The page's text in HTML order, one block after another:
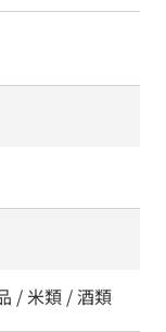
/ 米類 / 酒類